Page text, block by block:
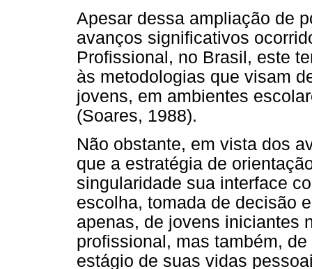
Apesar dessa ampliação de
avanços significativos
Profissional, no Brasil, este
às metodologias que visam
jovens, em ambientes
(Soares, 1988).
Não obstante, em vista dos
que a estratégia de
singularidade sua interface
escolha, tomada de decisão
apenas, de jovens iniciantes
profissional, mas também,
estágio de suas vidas